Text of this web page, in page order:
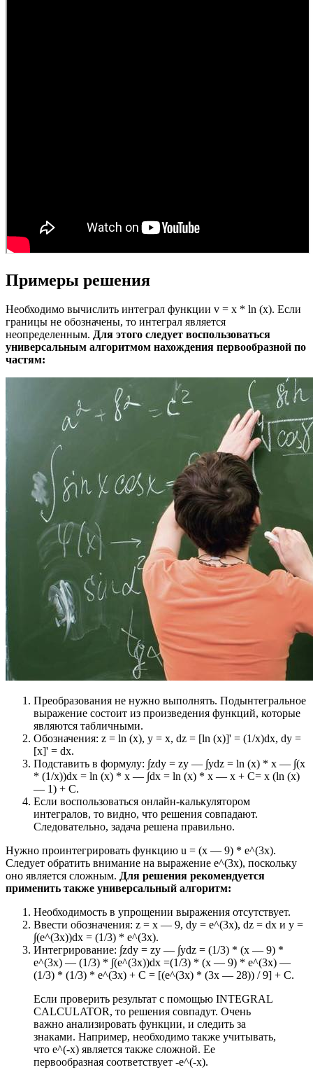
Примеры решения
Необходимо вычислить интеграл функции v = x * ln (x). Если
границы не обозначены, то интеграл является
неопределенным. Для этого следует воспользоваться
универсальным алгоритмом нахождения первообразной по
частям:
Преобразования не нужно выполнять. Подынтегральное
выражение состоит из произведения функций, которые
являются табличными.
Обозначения: z = ln (x), y = x, dz = [ln (x)]' = (1/x)dx, dy =
[x]' = dx.
Подставить в формулу: ∫zdy = zy — ∫ydz = ln (x) * x — ∫(x
* (1/x))dx = ln (x) * x — ∫dx = ln (x) * x — x + С= x (ln (x)
— 1) + С.
Если воспользоваться онлайн-калькулятором
интегралов, то видно, что решения совпадают.
Следовательно, задача решена правильно.
Нужно проинтегрировать функцию u = (x — 9) * e^(3x).
Следует обратить внимание на выражение e^(3x), поскольку
оно является сложным. Для решения рекомендуется
применить также универсальный алгоритм:
Необходимость в упрощении выражения отсутствует.
Ввести обозначения: z = x — 9, dy = e^(3x), dz = dx и y =
∫(e^(3x))dx = (1/3) * e^(3x).
Интегрирование: ∫zdy = zy — ∫ydz = (1/3) * (x — 9) *
e^(3x) — (1/3) * ∫(e^(3x))dx =(1/3) * (x — 9) * e^(3x) —
(1/3) * (1/3) * e^(3x) + С = [(e^(3x) * (3x — 28)) / 9] + С.
Если проверить результат с помощью INTEGRAL
CALCULATOR, то решения совпадут. Очень
важно анализировать функции, и следить за
знаками. Например, необходимо также учитывать,
что e^(-x) является также сложной. Ее
первообразная соответствует -e^(-x).